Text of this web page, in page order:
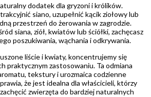
dodatek dla gryzoni i królików.
siano, uzupełnić kącik ziołowy lub
przestrzeń do żerowania w zagrodzie.
siana, ziół, kwiatów lub ściółki, zachęcasz
poszukiwania, wąchania i odkrywania.
liście i kwiaty, koncentrujemy się
praktycznym zastosowaniu. Ta odmiana
tekstury i urozmaica codzienne
że jest idealna dla właścicieli, którzy
zwierzęta do bardziej naturalnych